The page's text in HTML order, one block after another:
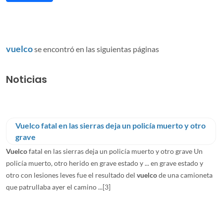
vuelcose encontró en las siguientas páginas
Noticias
Vuelco fatal en las sierras deja un policía muerto y otro
grave
Vuelcofatal en las sierras deja un policía muerto y otro grave Un
policía muerto, otro herido en grave estado y ... en grave estado y
otro con lesiones leves fue el resultado del vuelcode una camioneta
que patrullaba ayer el camino ...[3]